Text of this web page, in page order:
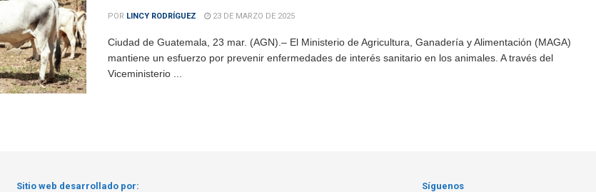
POR LINCY RODRÍGUEZ 23 DE MARZO DE 2025
Ciudad de Guatemala, 23 mar. (AGN).– El Ministerio de Agricultura, Ganadería y Alimentación (MAGA)
mantiene un esfuerzo por prevenir enfermedades de interés sanitario en los animales. A través del
Viceministerio ...
Sitio web desarrollado por: Síguenos